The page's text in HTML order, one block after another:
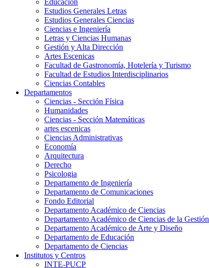
Educación
Estudios Generales Letras
Estudios Generales Ciencias
Ciencias e Ingeniería
Letras y Ciencias Humanas
Gestión y Alta Dirección
Artes Escenicas
Facultad de Gastronomía, Hotelería y Turismo
Facultad de Estudios Interdisciplinarios
Ciencias Contables
Departamentos
Ciencias - Sección Física
Humanidades
Ciencias - Sección Matemáticas
artes escenicas
Ciencias Administrativas
Economía
Arquitectura
Derecho
Psicologia
Departamento de Ingeniería
Departamento de Comunicaciones
Fondo Editorial
Departamento Académico de Ciencias
Departamento Académico de Ciencias de la Gestión
Departamento Académico de Arte y Diseño
Departamento de Educación
Departamento de Ciencias
Institutos y Centros
INTE-PUCP